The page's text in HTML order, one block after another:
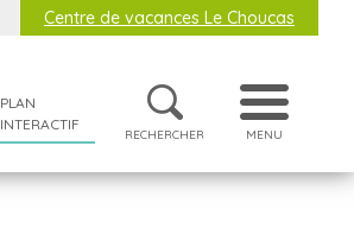
Centre de vacances Le Choucas
PLAN
INTERACTIF
RECHERCHER MENU